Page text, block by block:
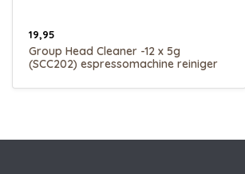
19,95
Group Head Cleaner -12 x 5g
(SCC202) espressomachine reiniger